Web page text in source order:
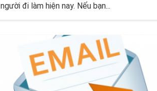
người đi làm hiện nay. Nếu bạn...